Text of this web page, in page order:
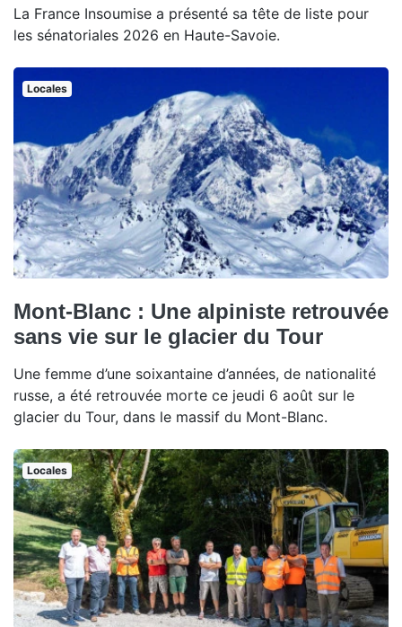
La France Insoumise a présenté sa tête de liste pour
les sénatoriales 2026 en Haute-Savoie.
Locales
Mont-Blanc : Une alpiniste retrouvée
sans vie sur le glacier du Tour
Une femme d’une soixantaine d’années, de nationalité
russe, a été retrouvée morte ce jeudi 6 août sur le
glacier du Tour, dans le massif du Mont-Blanc.
Locales